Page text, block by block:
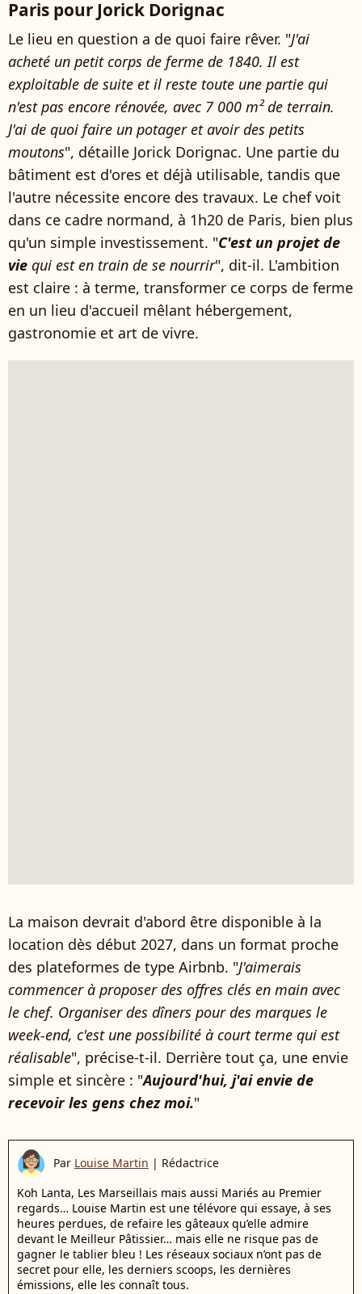
Paris pour Jorick Dorignac
Le lieu en question a de quoi faire rêver. "J'ai
acheté un petit corps de ferme de 1840. Il est
exploitable de suite et il reste toute une partie qui
n'est pas encore rénovée, avec 7 000 m² de terrain.
J'ai de quoi faire un potager et avoir des petits
moutons", détaille Jorick Dorignac. Une partie du
bâtiment est d'ores et déjà utilisable, tandis que
l'autre nécessite encore des travaux. Le chef voit
dans ce cadre normand, à 1h20 de Paris, bien plus
qu'un simple investissement. "C'est un projet de
vie qui est en train de se nourrir", dit-il. L'ambition
est claire : à terme, transformer ce corps de ferme
en un lieu d'accueil mêlant hébergement,
gastronomie et art de vivre.
La maison devrait d'abord être disponible à la
location dès début 2027, dans un format proche
des plateformes de type Airbnb. "J'aimerais
commencer à proposer des offres clés en main avec
le chef. Organiser des dîners pour des marques le
week-end, c'est une possibilité à court terme qui est
réalisable", précise-t-il. Derrière tout ça, une envie
simple et sincère : "Aujourd'hui, j'ai envie de
recevoir les gens chez moi."
Par Louise Martin | Rédactrice
Koh Lanta, Les Marseillais mais aussi Mariés au Premier
regards… Louise Martin est une télévore qui essaye, à ses
heures perdues, de refaire les gâteaux qu’elle admire
devant le Meilleur Pâtissier… mais elle ne risque pas de
gagner le tablier bleu ! Les réseaux sociaux n’ont pas de
secret pour elle, les derniers scoops, les dernières
émissions, elle les connaît tous.